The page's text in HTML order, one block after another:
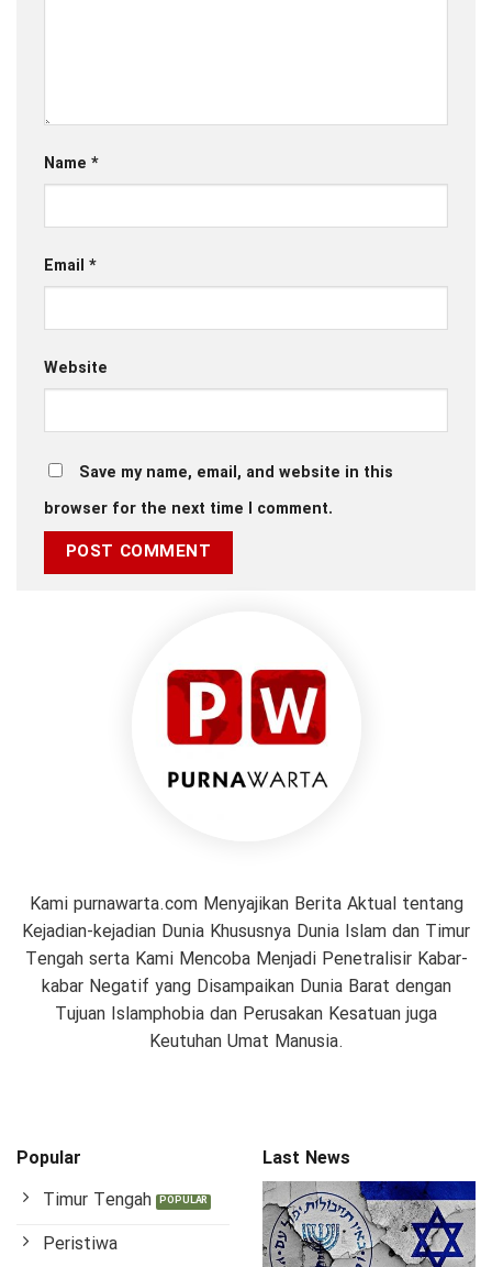
Name *
Email *
Website
Save my name, email, and website in this
browser for the next time I comment.
Kami purnawarta.com Menyajikan Berita Aktual tentang
Kejadian-kejadian Dunia Khususnya Dunia Islam dan Timur
Tengah serta Kami Mencoba Menjadi Penetralisir Kabar-
kabar Negatif yang Disampaikan Dunia Barat dengan
Tujuan Islamphobia dan Perusakan Kesatuan juga
Keutuhan Umat Manusia.
Popular
Timur Tengah
Peristiwa
Last News